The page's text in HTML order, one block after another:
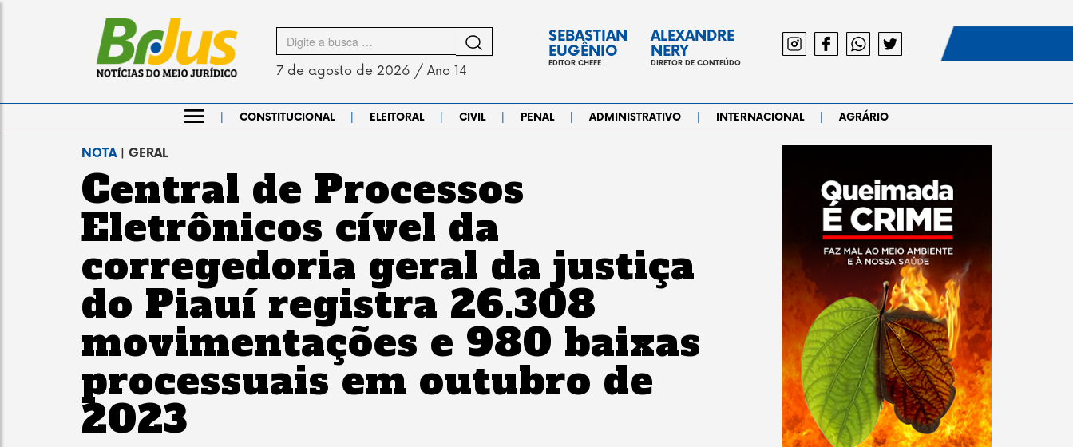
Search
for
7 de agosto de 2026 / Ano 14
SEBASTIAN
EUGÊNIO
EDITOR CHEFE
ALEXANDRE
NERY
DIRETOR DE CONTEÚDO
| CONSTITUCIONAL | ELEITORAL | CIVIL | PENAL | ADMINISTRATIVO | INTERNACIONAL | AGRÁRIO
NOTA| GERAL
Central de Processos
Eletrônicos cível da
corregedoria geral da justiça
do Piauí registra 26.308
movimentações e 980 baixas
processuais em outubro de
2023